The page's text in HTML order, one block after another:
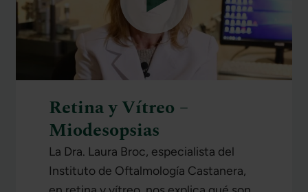
Retina y Vítreo –
Miodesopsias
La Dra. Laura Broc, especialista del
Instituto de Oftalmología Castanera,